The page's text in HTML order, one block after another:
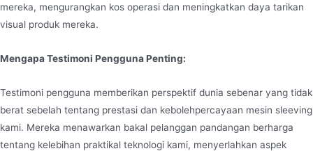
mereka, mengurangkan kos operasi dan meningkatkan daya tarikan
visual produk mereka.
Mengapa Testimoni Pengguna Penting:
Testimoni pengguna memberikan perspektif dunia sebenar yang tidak
berat sebelah tentang prestasi dan kebolehpercayaan mesin sleeving
kami. Mereka menawarkan bakal pelanggan pandangan berharga
tentang kelebihan praktikal teknologi kami, menyerlahkan aspek